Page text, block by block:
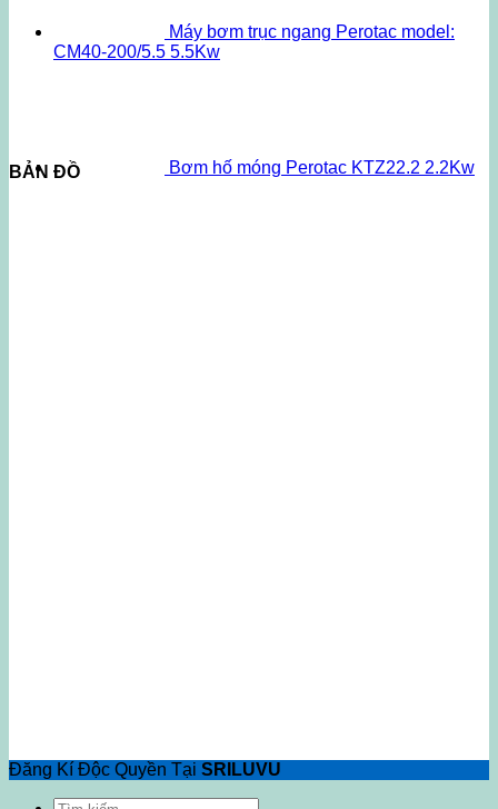
Máy bơm trục ngang Perotac model:
CM40-200/5.5 5.5Kw
Bơm hố móng Perotac KTZ22.2 2.2Kw
BẢN ĐỒ
Đăng Kí Độc Quyền Tại SRILUVU